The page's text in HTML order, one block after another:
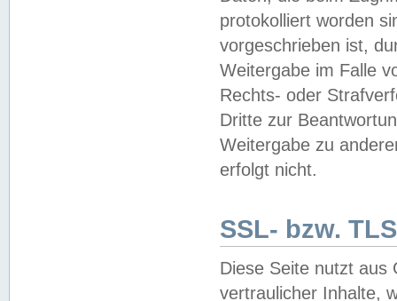
protokolliert worden
vorgeschrieben ist,
Weitergabe im Falle
Rechts- oder
Dritte zur
Weitergabe zu
erfolgt nicht.
SSL- bzw.
Diese Seite nutzt aus
vertraulicher Inhalte,